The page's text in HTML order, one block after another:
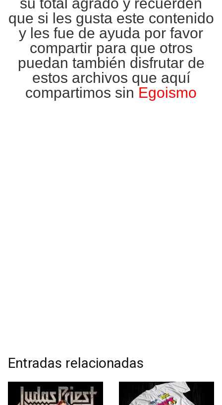
que si les gusta este contenido
y les fue de ayuda por favor
compartir para que otros
puedan también disfrutar de
estos archivos que aquí
compartimos sin Egoismo
Entradas relacionadas